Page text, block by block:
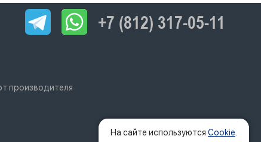
+7 (812) 317-05-11
производителя
На сайте используются Cookie